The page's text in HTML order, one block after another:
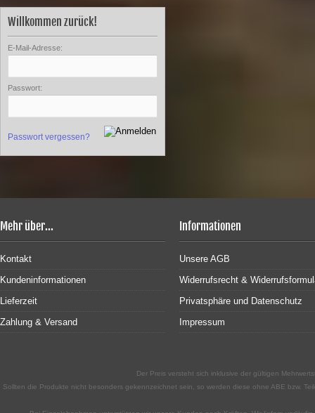
Willkommen zurück!
E-Mail-Adresse:
Passwort:
Passwort vergessen?
Mehr über...
Kontakt
Kundeninformationen
Lieferzeit
Zahlung & Versand
Informationen
Unsere AGB
Widerrufsrecht &
Privatsphäre und Datenschutz
Impressum
Der Preis versteht sich inklusive der gültigen
Sollten die Produkte nicht besonders gekennzeichnet sein, so werden diese ohne ABE bzw.